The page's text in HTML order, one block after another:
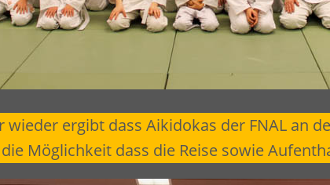
wieder ergibt dass Aikidokas der FNAL an
Möglichkeit dass die Reise sowie